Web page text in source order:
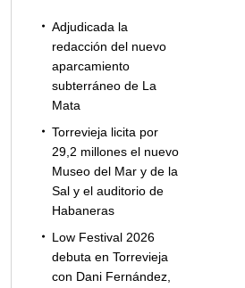
Adjudicada la
redacción del nuevo
aparcamiento
subterráneo de La
Mata
Torrevieja licita por
29,2 millones el nuevo
Museo del Mar y de la
Sal y el auditorio de
Habaneras
Low Festival 2026
debuta en Torrevieja
con Dani Fernández,